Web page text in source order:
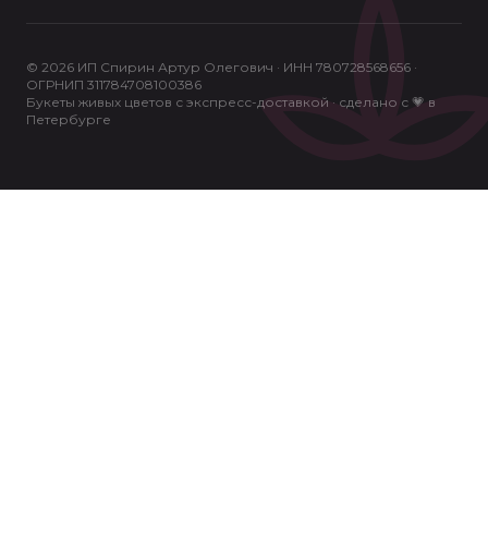
© 2026 ИП Спирин Артур Олегович · ИНН 780728568656 ·
ОГРНИП 311784708100386
Букеты живых цветов с экспресс-доставкой · сделано с 💗 в
Петербурге